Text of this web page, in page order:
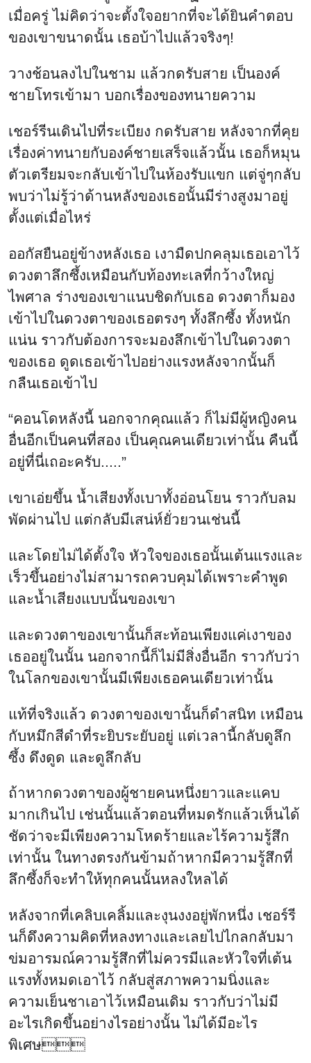
เมื่อครู่ ไม่คิดว่าจะตั้งใจอยากที่จะได้ยินคำตอบ
ของเขาขนาดนั้น เธอบ้าไปแล้วจริงๆ!
วางช้อนลงไปในชาม แล้วกดรับสาย เป็นองค์
ชายโทรเข้ามา บอกเรื่องของทนายความ
เชอร์รีนเดินไปที่ระเบียง กดรับสาย หลังจากที่คุย
เรื่องค่าทนายกับองค์ชายเสร็จแล้วนั้น เธอก็หมุน
ตัวเตรียมจะกลับเข้าไปในห้องรับแขก แต่จู่ๆกลับ
พบว่าไม่รู้ว่าด้านหลังของเธอนั้นมีร่างสูงมาอยู่
ตั้งแต่เมื่อไหร่
ออกัสยืนอยู่ข้างหลังเธอ เงามืดปกคลุมเธอเอาไว้
ดวงตาลึกซึ้งเหมือนกับท้องทะเลที่กว้างใหญ่
ไพศาล ร่างของเขาแนบชิดกับเธอ ดวงตาก็มอง
เข้าไปในดวงตาของเธอตรงๆ ทั้งลึกซึ้ง ทั้งหนัก
แน่น ราวกับต้องการจะมองลึกเข้าไปในดวงตา
ของเธอ ดูดเธอเข้าไปอย่างแรงหลังจากนั้นก็
กลืนเธอเข้าไป
“คอนโดหลังนี้ นอกจากคุณแล้ว ก็ไม่มีผู้หญิงคน
อื่นอีกเป็นคนที่สอง เป็นคุณคนเดียวเท่านั้น คืนนี้
อยู่ที่นี่เถอะครับ.....”
เขาเอ่ยขึ้น น้ำเสียงทั้งเบาทั้งอ่อนโยน ราวกับลม
พัดผ่านไป แต่กลับมีเสน่ห์ยั่วยวนเช่นนี้
และโดยไม่ได้ตั้งใจ หัวใจของเธอนั้นเต้นแรงและ
เร็วขึ้นอย่างไม่สามารถควบคุมได้เพราะคำพูด
และน้ำเสียงแบบนั้นของเขา
และดวงตาของเขานั้นก็สะท้อนเพียงแค่เงาของ
เธออยู่ในนั้น นอกจากนี้ก็ไม่มีสิ่งอื่นอีก ราวกับว่า
ในโลกของเขานั้นมีเพียงเธอคนเดียวเท่านั้น
แท้ที่จริงแล้ว ดวงตาของเขานั้นก็ดำสนิท เหมือน
กับหมึกสีดำที่ระยิบระยับอยู่ แต่เวลานี้กลับดูลึก
ซึ้ง ดึงดูด และดูลึกลับ
ถ้าหากดวงตาของผู้ชายคนหนึ่งยาวและแคบ
มากเกินไป เช่นนั้นแล้วตอนที่หมดรักแล้วเห็นได้
ชัดว่าจะมีเพียงความโหดร้ายและไร้ความรู้สึก
เท่านั้น ในทางตรงกันข้ามถ้าหากมีความรู้สึกที่
ลึกซึ้งก็จะทำให้ทุกคนนั้นหลงใหลได้
หลังจากที่เคลิบเคลิ้มและงุนงงอยู่พักหนึ่ง เชอร์รี
นก็ดึงความคิดที่หลงทางและเลยไปไกลกลับมา
ข่มอารมณ์ความรู้สึกที่ไม่ควรมีและหัวใจที่เต้น
แรงทั้งหมดเอาไว้ กลับสู่สภาพความนิ่งและ
ความเย็นชาเอาไว้เหมือนเดิม ราวกับว่าไม่มี
อะไรเกิดขึ้นอย่างไรอย่างนั้น ไม่ได้มีอะไร
พิเศษ